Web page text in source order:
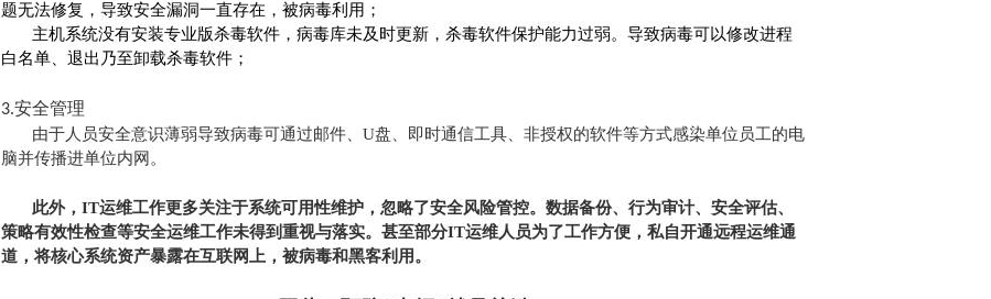
题无法修复，导致安全漏洞一直存在，被病毒利用；
主机系统没有安装专业版杀毒软件，病毒库未及时更新，杀毒软件保护能力过弱。导致病毒可以修改进程
白名单、退出乃至卸载杀毒软件；
3.安全管理
由于人员安全意识薄弱导致病毒可通过邮件、 U盘、即时通信工具、非授权的软件等方式感染单位员工的电
脑并传播进单位内网。
此外， IT运维工作更多关注于系统可用性维护，忽略了安全风险管控。数据备份、行为审计、安全评估、
策略有效性检查等安全运维工作未得到重视与落实。甚至部分IT运维人员为了工作方便，私自开通远程运维通
道，将核心系统资产暴露在互联网上，被病毒和黑客利用。